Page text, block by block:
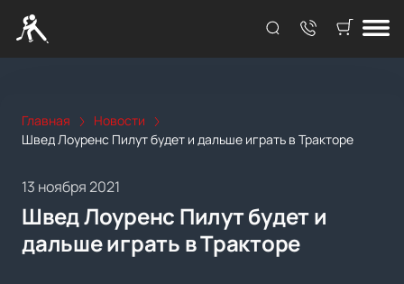
Главная
Новости
Швед Лоуренс Пилут будет и дальше играть в Тракторе
13 ноября 2021
Швед Лоуренс Пилут будет и
дальше играть в Тракторе